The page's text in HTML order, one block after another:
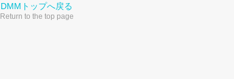
DMMトップへ戻る
Return to the top page